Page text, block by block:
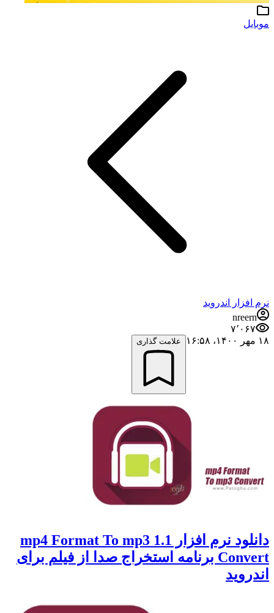
موبایل
نرم افزار اندروید
nreern
۷٬۰۶۷
۱۸ مهر ۱۴۰۰،‏ ۱۶:۵۸
علامت گذاری
دانلود نرم افزار 1.1 mp4 Format To mp3
Convert برنامه استخراج صدا از فیلم برای
اندروید